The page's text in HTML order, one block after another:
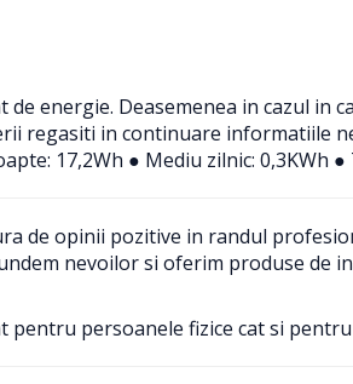
de energie. Deasemenea in cazul in
regasiti in continuare informatiile
17,2Wh ● Mediu zilnic: 0,3KWh
de opinii pozitive in randul
nevoilor si oferim produse de
pentru persoanele fizice cat si